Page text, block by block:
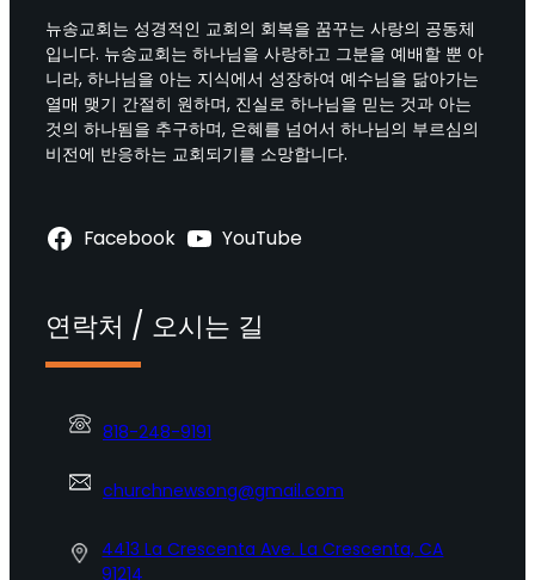
뉴송교회는 성경적인 교회의 회복을 꿈꾸는 사랑의 공동체
입니다. 뉴송교회는 하나님을 사랑하고 그분을 예배할 뿐 아
니라, 하나님을 아는 지식에서 성장하여 예수님을 닮아가는
열매 맺기 간절히 원하며, 진실로 하나님을 믿는 것과 아는
것의 하나됨을 추구하며, 은혜를 넘어서 하나님의 부르심의
비전에 반응하는 교회되기를 소망합니다.
Facebook YouTube
연락처 / 오시는 길
818-248-9191
churchnewsong@gmail.com
4413 La Crescenta Ave. La Crescenta, CA
91214